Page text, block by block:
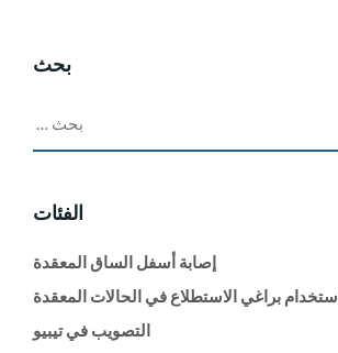
بحث
الفئات
إصابة أسفل الساق المعقدة
استخدام براغي الاستطلاع في الحالات المعقدة
التصويب في تيبيو